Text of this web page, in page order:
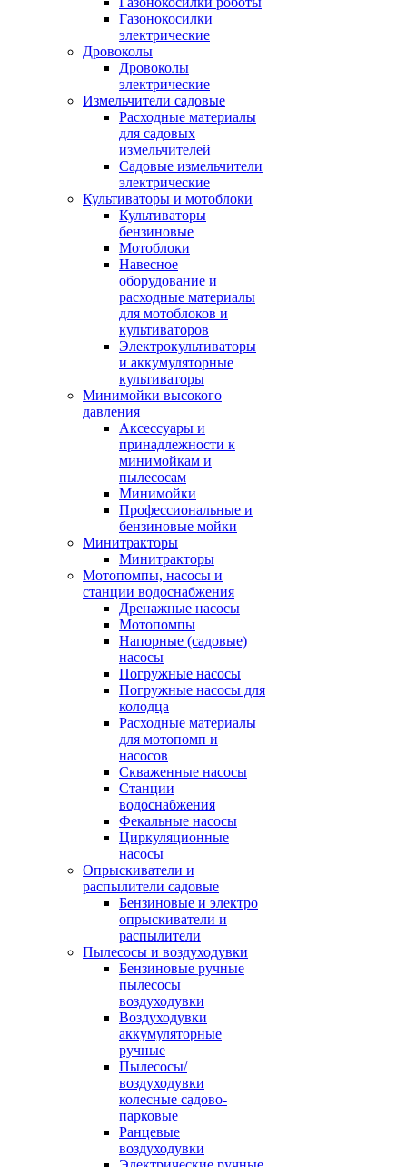
Газонокосилки
электрические
Дровоколы
Дровоколы
электрические
Измельчители садовые
Расходные материалы
для садовых
измельчителей
Садовые измельчители
электрические
Культиваторы и мотоблоки
Культиваторы
бензиновые
Мотоблоки
Навесное
оборудование и
расходные материалы
для мотоблоков и
культиваторов
Электрокультиваторы
и аккумуляторные
культиваторы
Минимойки высокого
давления
Аксессуары и
принадлежности к
минимойкам и
пылесосам
Минимойки
Профессиональные и
бензиновые мойки
Минитракторы
Минитракторы
Мотопомпы, насосы и
станции водоснабжения
Дренажные насосы
Мотопомпы
Напорные (садовые)
насосы
Погружные насосы
Погружные насосы для
колодца
Расходные материалы
для мотопомп и
насосов
Скваженные насосы
Станции
водоснабжения
Фекальные насосы
Циркуляционные
насосы
Опрыскиватели и
распылители садовые
Бензиновые и электро
опрыскиватели и
распылители
Пылесосы и воздуходувки
Бензиновые ручные
пылесосы
воздуходувки
Воздуходувки
аккумуляторные
ручные
Пылесосы/
воздуходувки
колесные садово-
парковые
Ранцевые
воздуходувки